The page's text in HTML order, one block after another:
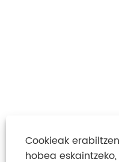
Cookieak
hobea